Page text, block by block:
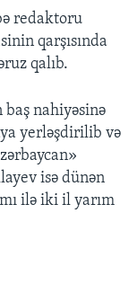
redaktoru
qarşısında
qalıb.
nahiyəsinə
yerləşdirilib və
isə dünən
ilə iki il yarım